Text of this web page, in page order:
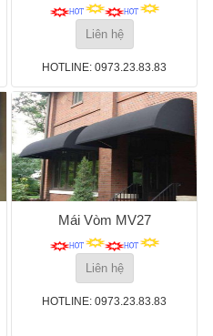
Liên hệ
HOTLINE: 0973.23.83.83
Mái Vòm MV27
Liên hệ
HOTLINE: 0973.23.83.83